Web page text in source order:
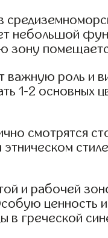
небольшой
роль и
1-2 основных
смотрятся
и рабочей
ценность
в греческой